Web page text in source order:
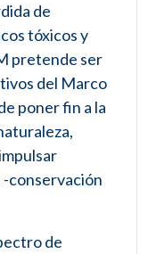
de
tóxicos y
pretende ser
del Marco
poner fin a la
-conservación
de